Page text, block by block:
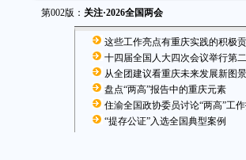
第002版： 关注·2026全国两会
这些工作亮点有重庆实践的积极
十四届全国人大四次会议举行第
从全团建议看重庆未来发展新图景
盘点“两高”报告中的重庆元素
住渝全国政协委员讨论“两高”工
“提存公证”入选全国典型案例